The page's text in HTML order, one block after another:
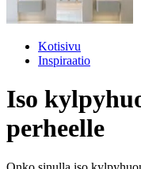
Kotisivu
Inspiraatio
Iso
perheelle